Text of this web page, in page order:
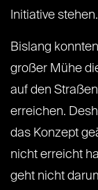
Initiative stehen.
Bislang
großer Mühe
auf den
erreichen.
das Konzept
nicht erreicht
geht nicht